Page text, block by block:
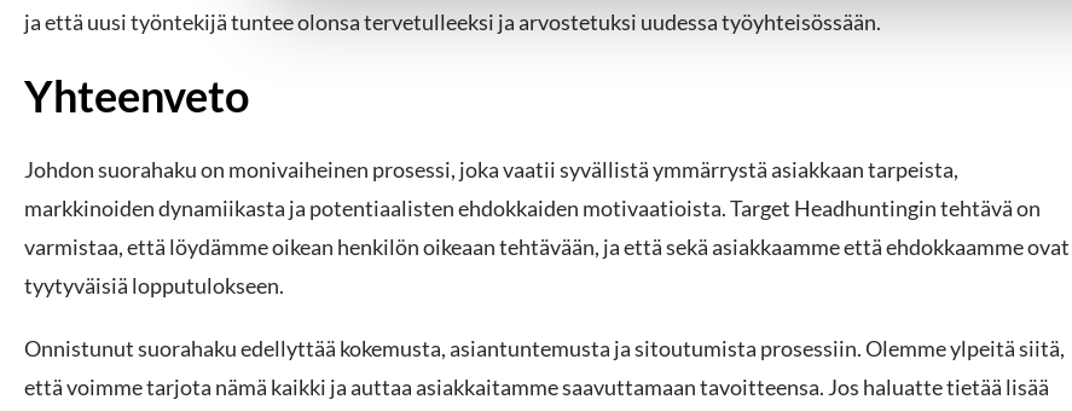
e
i
t
a
ja että uusi työntekijä tuntee olonsa tervetulleeksi ja arvostetuksi uudessa työyhteisössään.
Yhteenveto
Johdon suorahaku on monivaiheinen prosessi, joka vaatii syvällistä ymmärrystä asiakkaan tarpeista,
markkinoiden dynamiikasta ja potentiaalisten ehdokkaiden motivaatioista. Target Headhuntingin tehtävä on
varmistaa, että löydämme oikean henkilön oikeaan tehtävään, ja että sekä asiakkaamme että ehdokkaamme ovat
tyytyväisiä lopputulokseen.
Onnistunut suorahaku edellyttää kokemusta, asiantuntemusta ja sitoutumista prosessiin. Olemme ylpeitä siitä,
että voimme tarjota nämä kaikki ja auttaa asiakkaitamme saavuttamaan tavoitteensa. Jos haluatte tietää lisää